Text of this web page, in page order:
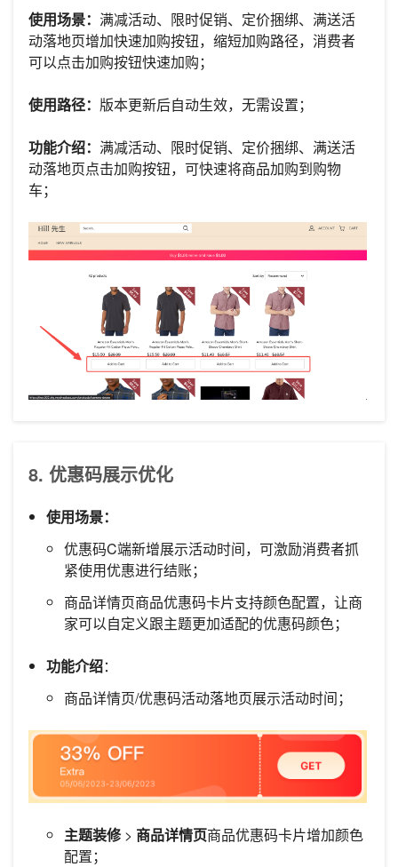
使用场景： 满减活动、限时促销、定价捆绑、满送活
动落地页增加快速加购按钮，缩短加购路径，消费者
可以点击加购按钮快速加购；
使用路径： 版本更新后自动生效，无需设置；
功能介绍： 满减活动、限时促销、定价捆绑、满送活
动落地页点击加购按钮，可快速将商品加购到购物
车；
8. 优惠码展示优化
使用场景：
优惠码C端新增展示活动时间，可激励消费者抓
紧使用优惠进行结账；
商品详情页商品优惠码卡片支持颜色配置，让商
家可以自定义跟主题更加适配的优惠码颜色；
功能介绍：
商品详情页/优惠码活动落地页展示活动时间；
主题装修> 商品详情页商品优惠码卡片增加颜色
配置；